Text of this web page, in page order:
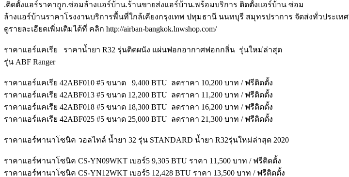
.ติดตั้งแอร์ราคาถูก.ซ่อมล้างแอร์บ้าน.ร้านขายส่งแอร์บ้าน.พร้อมบริการ ติดตั้งแอร์บ้าน ซ่อม
ล้างแอร์บ้านราคาโรงงานบริการพื้นที่ใกล้เคียงกรุงเทพ ปทุมธานี นนทบุรี สมุทรปราการ จัดส่งทั่วประเทศ
ดูรายละเอียดเพิ่มเติมได้ที่ คลิก http://airban-bangkok.lnwshop.com/
ราคาแอร์แคเรีย ราคาน้ำยา R32 รุ่นติดผนัง แผ่นฟอกอากาศฟอกกลิ่น รุ่นใหม่ล่าสุด
รุ่น ABF Ranger
ราคาแอร์แคเรีย 42ABF010 #5 ขนาด 9,400 BTU ลดราคา 10,200 บาท / ฟรีติดตั้ง
ราคาแอร์แคเรีย 42ABF013 #5 ขนาด 12,200 BTU ลดราคา 11,200 บาท / ฟรีติดตั้ง
ราคาแอร์แคเรีย 42ABF018 #5 ขนาด 18,300 BTU ลดราคา 16,200 บาท / ฟรีติดตั้ง
ราคาแอร์แคเรีย 42ABF025 #5 ขนาด 25,000 BTU ลดราคา 21,300 บาท / ฟรีติดตั้ง
ราคาแอร์พานาโซนิค วอลไทล์ น้ำยา 32 รุ่น STANDARD น้ำยา R32รุ่นใหม่ล่าสุด 2020
ราคาแอร์พานาโซนิค CS-YN09WKT เบอร์5 9,305 BTU ราคา 11,500 บาท / ฟรีติดตั้ง
ราคาแอร์พานาโซนิค CS-YN12WKT เบอร์5 12,428 BTU ราคา 13,500 บาท / ฟรีติดตั้ง